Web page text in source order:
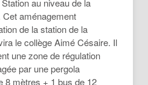
aménagement
de la station de la
le collège Aimé Césaire. Il
une zone de régulation
par une pergola
8 mètres + 1 bus de 12